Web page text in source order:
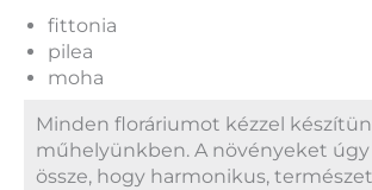
fittonia
pilea
moha
Minden floráriumot kézzel
műhelyünkben. A növényeket
össze, hogy harmonikus,